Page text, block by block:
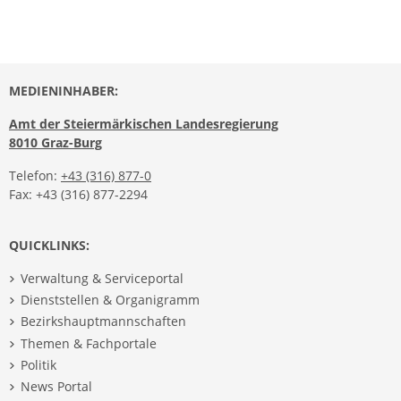
MEDIENINHABER:
Amt der Steiermärkischen Landesregierung
8010 Graz-Burg
Telefon: +43 (316) 877-0
Fax: +43 (316) 877-2294
QUICKLINKS:
Verwaltung & Serviceportal
Dienststellen & Organigramm
Bezirkshauptmannschaften
Themen & Fachportale
Politik
News Portal